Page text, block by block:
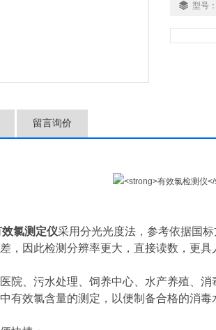
型号：
留言询价
效氯测定仪采用分光光度法，参考依据国
，因此检测分辨率更大，直接读数，更
院、污水处理、饲养中心、水产养殖、
有效氯含量的测定，以便制备合格的消